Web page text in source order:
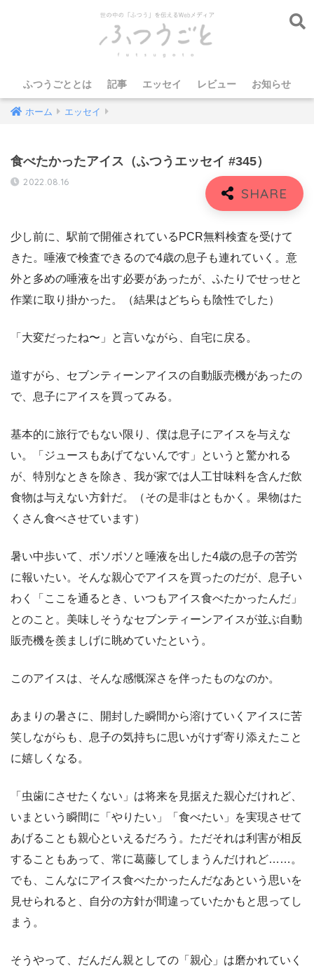
ふつうごととは 記事 エッセイ レビュー お知らせ
ホーム エッセイ
食べたかったアイス（ふつうエッセイ #345）
2022.08.16
少し前に、駅前で開催されているPCR無料検査を受けて
きた。唾液で検査できるので4歳の息子も連れていく。意
外と多めの唾液を出す必要があったが、ふたりでせっせと
作業に取り掛かった。（結果はどちらも陰性でした）
「大変だったね〜」と言いながら、自宅に戻る。
道すがら、セブンティーンアイスの自動販売機があったの
で、息子にアイスを買ってみる。
基本的に旅行でもない限り、僕は息子にアイスを与えな
い。「ジュースもあげてないんです」というと驚かれる
が、特別なときを除き、我が家では人工甘味料を含んだ飲
食物は与えない方針だ。（その是非はともかく。果物はた
くさん食べさせています）
暑い中歩いて、ボソボソと唾液を出した4歳の息子の苦労
に報いたい。そんな親心でアイスを買ったのだが、息子い
わく「ここを通るとき、いつもアイス食べたかったんだ」
とのこと。美味しそうなセブンティーンアイスが並ぶ自動
販売機を羨ましげに眺めていたという。
このアイスは、そんな感慨深さを伴ったものなのか。
あまりの暑さに、開封した瞬間から溶けていくアイスに苦
笑しながらも、息子の気持ちに思いがけず寄り添えたこと
に嬉しくなる。
「虫歯にさせたくない」は将来を見据えた親心だけれど、
いまという瞬間に「やりたい」「食べたい」を実現させて
あげることも親心といえるだろう。ただそれは利害が相反
することもあって、常に葛藤してしまうんだけれど……。
でも、こんなにアイス食べたかったんだなあという思いを
見せられると、自分の方針が間違っていたかもと思ってし
まう。
そうやって、だんだん親としての「親心」は磨かれていく